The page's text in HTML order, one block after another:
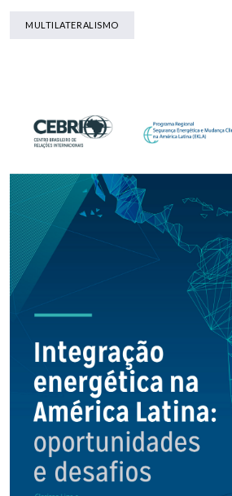
MULTILATERALISMO